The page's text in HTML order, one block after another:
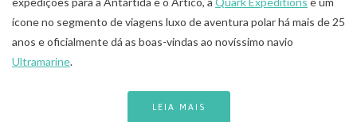
ícone no segmento de viagens luxo de aventura polar há mais de 25
anos e oficialmente dá as boas-vindas ao novíssimo navio
Ultramarine.
LEIA MAIS